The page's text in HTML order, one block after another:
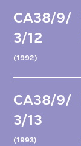
CA38/9/
3/12
(1992)
CA38/9/
3/13
(1993)